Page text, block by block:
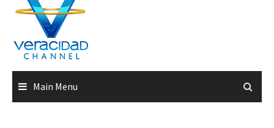
Main Menu